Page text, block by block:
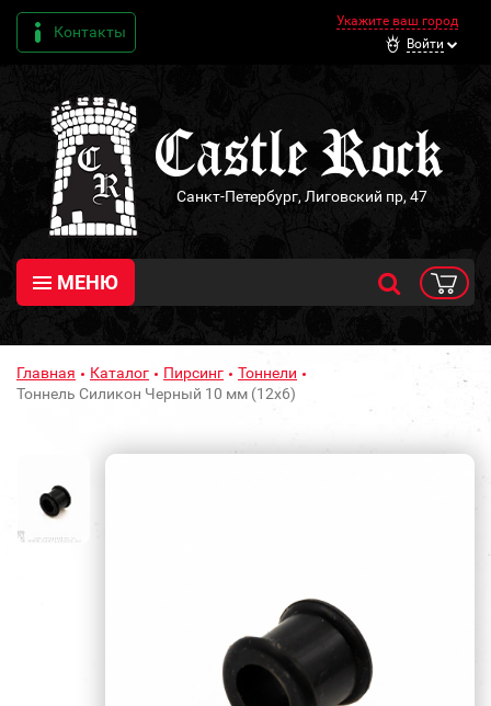
Контакты
Укажите ваш город
Войти
Санкт-Петербург, Лиговский пр, 47
МЕНЮ
Главная Каталог Пирсинг
Тоннели
Тоннель Силикон Черный 10 мм (12х6)